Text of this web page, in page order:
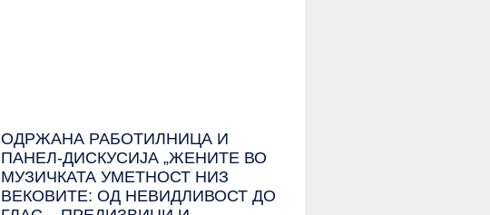
ОДРЖАНА РАБОТИЛНИЦА И
ПАНЕЛ-ДИСКУСИЈА „ЖЕНИТЕ ВО
МУЗИЧКАТА УМЕТНОСТ НИЗ
ВЕКОВИТЕ: ОД НЕВИДЛИВОСТ ДО